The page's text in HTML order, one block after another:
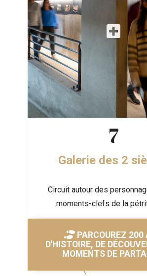
7
Galerie des 2
Circuit autour des
moments-clefs de la
PARCOUREZ 200
D'HISTOIRE, DE
MOMENTS DE